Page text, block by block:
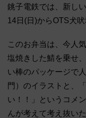
銚子電鉄では、新し
14日(日)からOTS犬
このお弁当は、今人
塩焼きした鯖を乗せ
い棒のパッケージで
門）のイラストと、
い！！」というコメ
んが考えて考え抜い